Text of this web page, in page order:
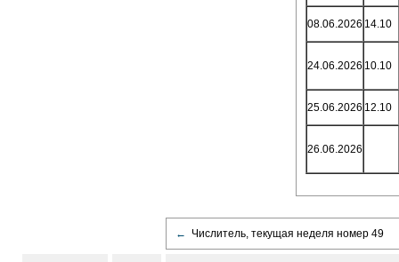
08.06.2026 14.10
24.06.2026 10.10
25.06.2026 12.10
26.06.2026
← Числитель, текущая неделя номер 49